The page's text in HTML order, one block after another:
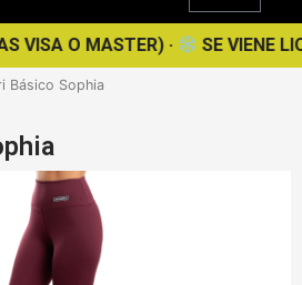
O MASTER) · SE VIENE
Básico Sophia